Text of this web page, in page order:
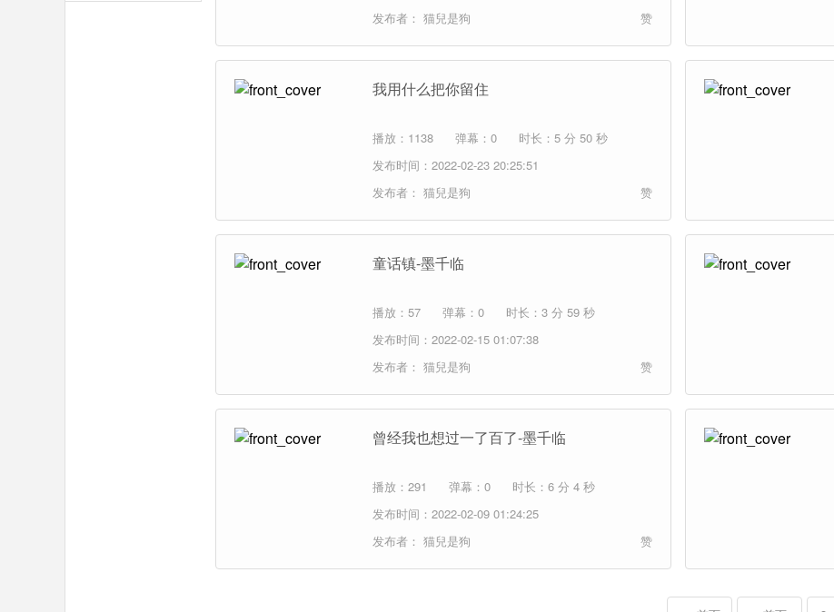
发布者： 猫兒是狗 赞
我用什么把你留住
播放：1138 弹幕：0
时长：5 分 50 秒
发布时间：2022-02-23 20:25:51
发布者： 猫兒是狗 赞
童话镇-墨千临
播放：57 弹幕：0
时长：3 分 59 秒
发布时间：2022-02-15 01:07:38
发布者： 猫兒是狗 赞
曾经我也想过一了百了-墨千临
播放：291 弹幕：0
时长：6 分 4 秒
发布时间：2022-02-09 01:24:25
发布者： 猫兒是狗 赞